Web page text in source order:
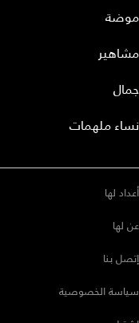
موضة
مشاهير
جمال
نساء ملهمات
أعداد لها
عن لها
إتصل بنا
سياسة الخصوصية